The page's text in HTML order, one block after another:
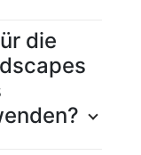
die